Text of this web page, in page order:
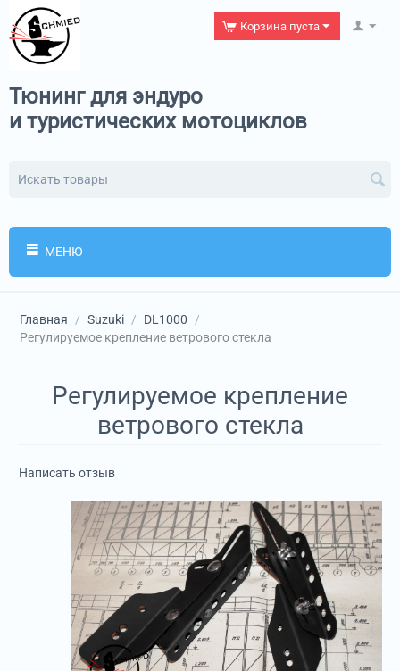
Корзина пуста
Тюнинг для эндуро
и туристических мотоциклов
МЕНЮ
Главная / Suzuki / DL1000
/
Регулируемое крепление ветрового стекла
Регулируемое крепление
ветрового стекла
Написать отзыв